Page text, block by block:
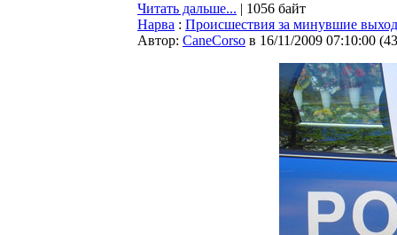
Читать дальше... | 1056 байт
Нарва : Происшествия за минувшие
Автор: CaneCorso в 16/11/2009 07:10:00 (